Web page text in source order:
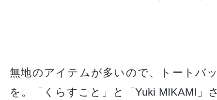
無地のアイテムが多いので、トートバ
を。「くらすこと」と「Yuki MIKAMI」